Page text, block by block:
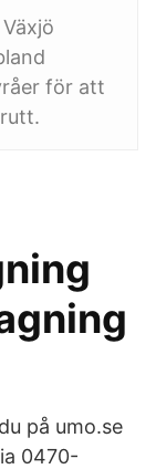
för att
på umo.se
0470-